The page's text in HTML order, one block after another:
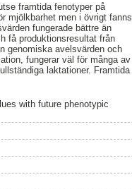
framtida fenotyper på
mjölkbarhet men i övrigt fanns
fungerade bättre än
få produktionsresultat från
genomiska avelsvärden och
fungerar väl för många av
laktationer. Framtida
with future phenotypic